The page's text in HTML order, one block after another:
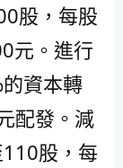
股，每股
元。進行
資本轉
配發。減
股，每